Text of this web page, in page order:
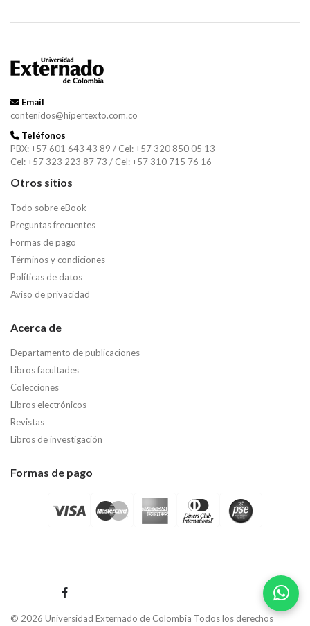
Email
contenidos@hipertexto.com.co
Teléfonos
PBX: +57 601 643 43 89 / Cel: +57 320 850 05 13
Cel: +57 323 223 87 73 / Cel: +57 310 715 76 16
Otros sitios
Todo sobre eBook
Preguntas frecuentes
Formas de pago
Términos y condiciones
Políticas de datos
Aviso de privacidad
Acerca de
Departamento de publicaciones
Libros facultades
Colecciones
Libros electrónicos
Revistas
Libros de investigación
Formas de pago
© 2026 Universidad Externado de Colombia Todos los derechos